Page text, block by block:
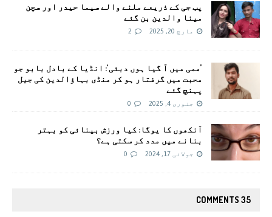
پب جی کے ذریعے ملنے والے سیما حیدر اور سچن
مینا والدین بن گئے
مارچ 20, 2025 2
’ممی میں آ گیا ہوں دبئی‘: انڈیا کے بادل بابو جو
محبت میں گرفتار ہو کر منڈی بہاؤالدین کی جیل
پہنچ گئے
جنوری 4, 2025 0
آنکھوں کا یوگا: کیا ورزش بینائی کو بہتر
بنانے میں مدد کر سکتی ہے؟
جولائی 17, 2024 0
35 COMMENTS